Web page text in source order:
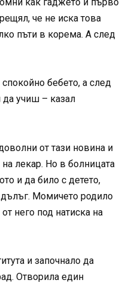
че не иска това
пъти в корема. А след
бебето, а след
учиш – казал
от тази новина и
лекар. Но в болницата
и да било с детето,
Момичето родило
него под натиска на
и започнало да
Отворила един